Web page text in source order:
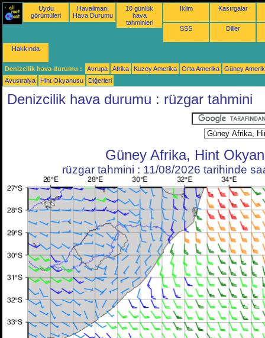
Uydu
görüntüleri
Havalimanı
Hava Durumu
10 günlük
hava
tahminleri
İklim Kasırgalar
SSS Diller
Hakkında
Denizcilik hava durumu : Avrupa Afrika Kuzey Amerika Orta Amerika
Güney
Avustralya
Hint Okyanusu Diğerleri
Denizcilik hava durumu : rüzgar tahmini
Güney Afrika, Hint
rüzgar tahmini : 11/08/2026 tarihinde